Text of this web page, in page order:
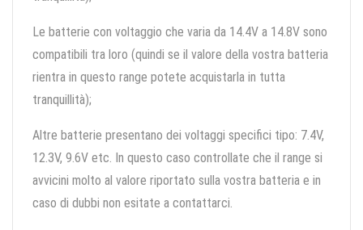
Le batterie con voltaggio che varia da 14.4V a 14.8V sono
compatibili tra loro (quindi se il valore della vostra batteria
rientra in questo range potete acquistarla in tutta
tranquillità);
Altre batterie presentano dei voltaggi specifici tipo: 7.4V,
12.3V, 9.6V etc. In questo caso controllate che il range si
avvicini molto al valore riportato sulla vostra batteria e in
caso di dubbi non esitate a contattarci.